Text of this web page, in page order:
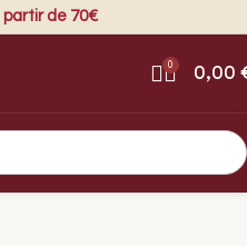
partir de 70€
0 0,00